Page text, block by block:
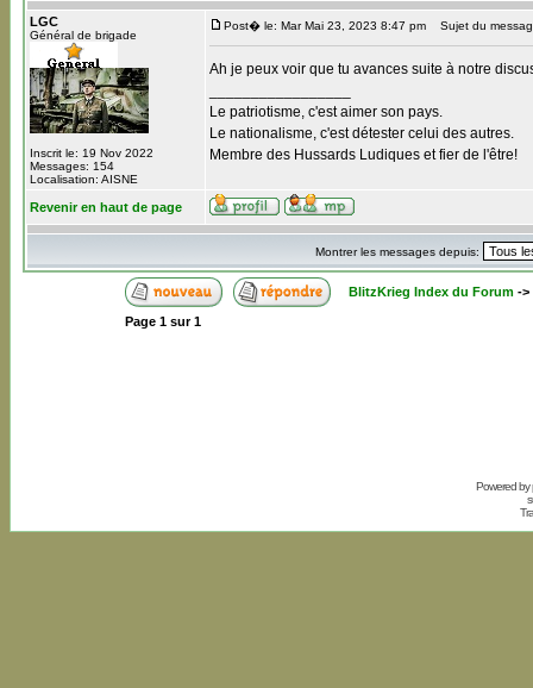
LGC
Général de brigade
Inscrit le: 19 Nov 2022
Messages: 154
Localisation: AISNE
Post� le: Mar Mai 23, 2023 8:47 pm Sujet du
Ah je peux voir que tu avances suite à notre
Le patriotisme, c'est aimer son pays.
Le nationalisme, c'est détester celui des autres.
Membre des Hussards Ludiques et fier de l'être!
Revenir en haut de page
Montrer les messages depuis:
BlitzKrieg Index du Forum->
Page 1sur1
Powered by